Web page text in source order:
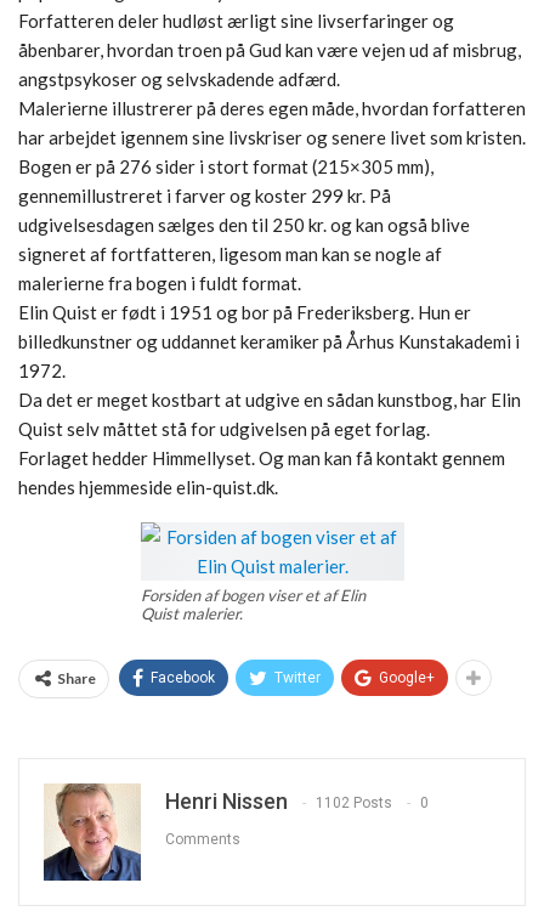
Forfatteren deler hudløst ærligt sine livserfaringer og
åbenbarer, hvordan troen på Gud kan være vejen ud af misbrug,
angstpsykoser og selvskadende adfærd.
Malerierne illustrerer på deres egen måde, hvordan forfatteren
har arbejdet igennem sine livskriser og senere livet som kristen.
Bogen er på 276 sider i stort format (215×305 mm),
gennemillustreret i farver og koster 299 kr. På
udgivelsesdagen sælges den til 250 kr. og kan også blive
signeret af fortfatteren, ligesom man kan se nogle af
malerierne fra bogen i fuldt format.
Elin Quist er født i 1951 og bor på Frederiksberg. Hun er
billedkunstner og uddannet keramiker på Århus Kunstakademi i
1972.
Da det er meget kostbart at udgive en sådan kunstbog, har Elin
Quist selv måttet stå for udgivelsen på eget forlag.
Forlaget hedder Himmellyset. Og man kan få kontakt gennem
hendes hjemmeside elin-quist.dk.
Forsiden af bogen viser et af Elin
Quist malerier.
Share Facebook Twitter Google+
Henri Nissen 1102 Posts 0
Comments